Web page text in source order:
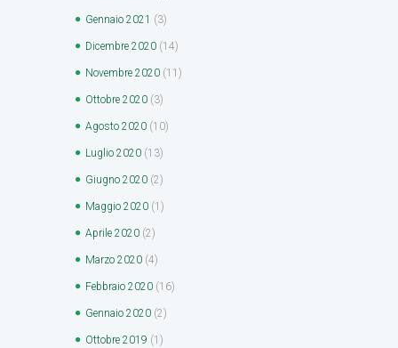
Gennaio 2021 (3)
Dicembre 2020 (14)
Novembre 2020 (11)
Ottobre 2020 (3)
Agosto 2020 (10)
Luglio 2020 (13)
Giugno 2020 (2)
Maggio 2020 (1)
Aprile 2020 (2)
Marzo 2020 (4)
Febbraio 2020 (16)
Gennaio 2020 (2)
Ottobre 2019 (1)